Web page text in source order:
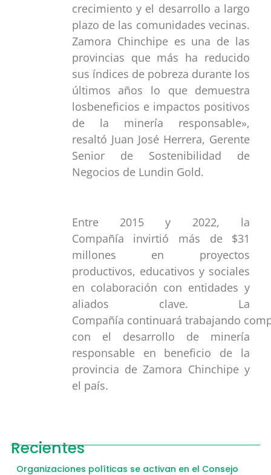
crecimiento y el desarrollo a largo
plazo de las comunidades vecinas.
Zamora Chinchipe es una de las
provincias que más ha reducido
sus índices de pobreza durante los
últimos años lo que demuestra
losbeneficios e impactos positivos
de la minería responsable»,
resaltó Juan José Herrera, Gerente
Senior de Sostenibilidad de
Negocios de Lundin Gold.
Entre 2015 y 2022, la
Compañía invirtió más de $31
millones en proyectos
productivos, educativos y sociales
en colaboración con entidades y
aliados clave. La
Compañía continuará trabajando
con el desarrollo de minería
responsable en beneficio de la
provincia de Zamora Chinchipe y
el país.
Recientes
Organizaciones políticas se activan en el Consejo